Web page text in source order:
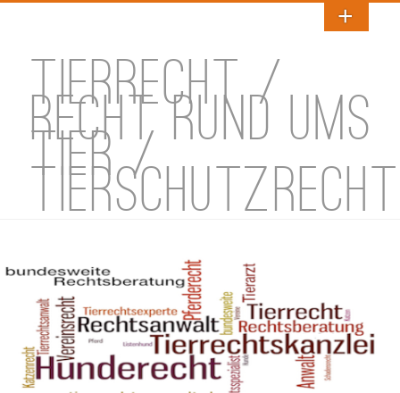
TIERRECHT /
RECHT RUND UMS
TIER /
TIERSCHUTZRECHT